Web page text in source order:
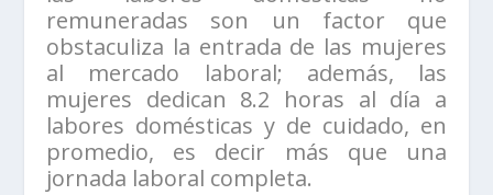
remuneradas son un factor que
obstaculiza la entrada de las mujeres
al mercado laboral; además, las
mujeres dedican 8.2 horas al día a
labores domésticas y de cuidado, en
promedio, es decir más que una
jornada laboral completa.